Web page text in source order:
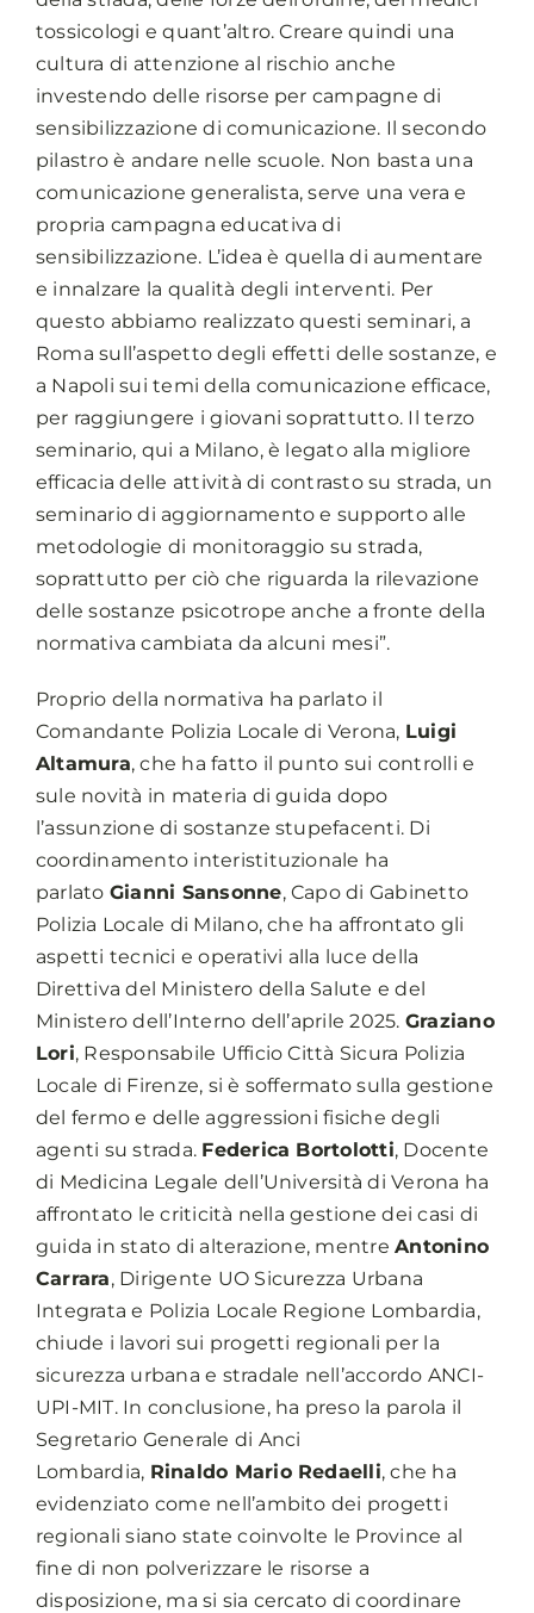
tossicologi e quant’altro. Creare quindi una
cultura di attenzione al rischio anche
investendo delle risorse per campagne di
sensibilizzazione di comunicazione. Il secondo
pilastro è andare nelle scuole. Non basta una
comunicazione generalista, serve una vera e
propria campagna educativa di
sensibilizzazione. L’idea è quella di aumentare
e innalzare la qualità degli interventi. Per
questo abbiamo realizzato questi seminari, a
Roma sull’aspetto degli effetti delle sostanze, e
a Napoli sui temi della comunicazione efficace,
per raggiungere i giovani soprattutto. Il terzo
seminario, qui a Milano, è legato alla migliore
efficacia delle attività di contrasto su strada, un
seminario di aggiornamento e supporto alle
metodologie di monitoraggio su strada,
soprattutto per ciò che riguarda la rilevazione
delle sostanze psicotrope anche a fronte della
normativa cambiata da alcuni mesi”.
Proprio della normativa ha parlato il
Comandante Polizia Locale di Verona, Luigi
Altamura, che ha fatto il punto sui controlli e
sule novità in materia di guida dopo
l’assunzione di sostanze stupefacenti. Di
coordinamento interistituzionale ha
parlato Gianni Sansonne, Capo di Gabinetto
Polizia Locale di Milano, che ha affrontato gli
aspetti tecnici e operativi alla luce della
Direttiva del Ministero della Salute e del
Ministero dell’Interno dell’aprile 2025. Graziano
Lori, Responsabile Ufficio Città Sicura Polizia
Locale di Firenze, si è soffermato sulla gestione
del fermo e delle aggressioni fisiche degli
agenti su strada. Federica Bortolotti, Docente
di Medicina Legale dell’Università di Verona ha
affrontato le criticità nella gestione dei casi di
guida in stato di alterazione, mentreAntonino
Carrara, Dirigente UO Sicurezza Urbana
Integrata e Polizia Locale Regione Lombardia,
chiude i lavori sui progetti regionali per la
sicurezza urbana e stradale nell’accordo ANCI-
UPI-MIT. In conclusione, ha preso la parola il
Segretario Generale di Anci
Lombardia, Rinaldo Mario Redaelli, che ha
evidenziato come nell’ambito dei progetti
regionali siano state coinvolte le Province al
fine di non polverizzare le risorse a
disposizione, ma si sia cercato di coordinare